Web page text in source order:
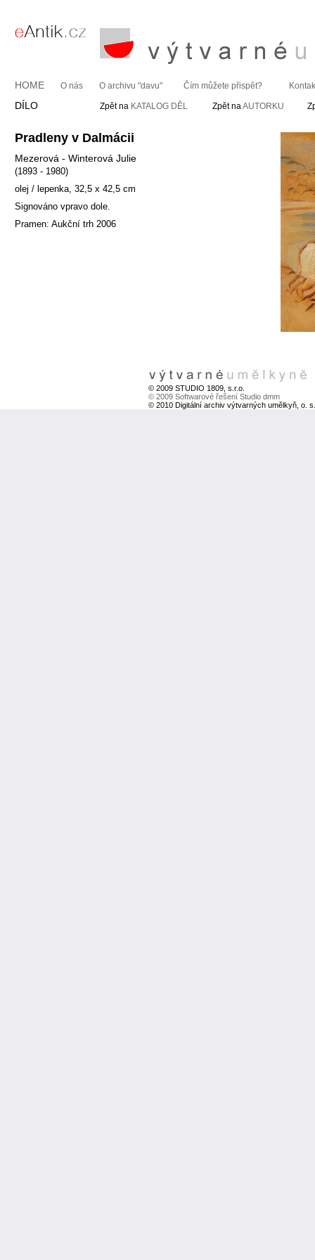
HOME O nás O archivu "davu" Čím můžete přispět?
DÍLO Zpět na KATALOG DĚL Zpět naAUTORKU
Pradleny v Dalmácii
Mezerová - Winterová Julie
(1893 - 1980)
olej / lepenka, 32,5 x 42,5 cm
Signováno vpravo dole.
Pramen: Aukční trh 2006
© 2009 STUDIO 1809, s.r.o.
© 2009 Softwarové řešení Studio dmm
© 2010 Digitální archiv výtvarných umělkyň, o. s.